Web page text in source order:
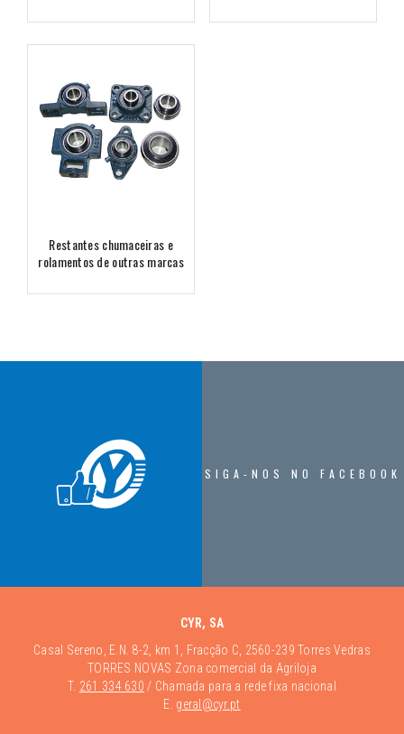
Restantes chumaceiras e
rolamentos de outras marcas
SIGA-NOS NO FACEBOOK
CYR, SA
Casal Sereno, E.N. 8-2, km 1, Fracção C, 2560-239 Torres Vedras
TORRES NOVAS Zona comercial da Agriloja
T. 261 334 630 / Chamada para a rede fixa nacional
E. geral@cyr.pt